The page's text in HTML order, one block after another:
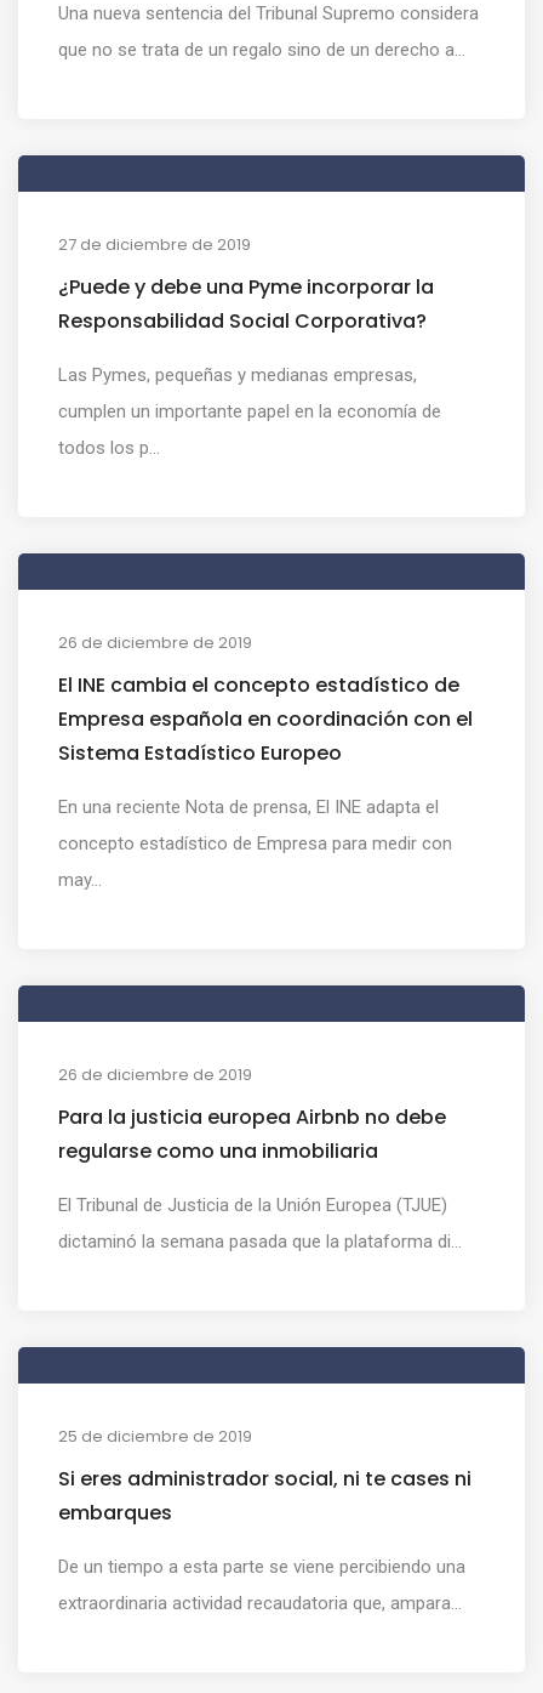
Una nueva sentencia del Tribunal Supremo considera
que no se trata de un regalo sino de un derecho a...
27 de diciembre de 2019
¿Puede y debe una Pyme incorporar la
Responsabilidad Social Corporativa?
Las Pymes, pequeñas y medianas empresas,
cumplen un importante papel en la economía de
todos los p...
26 de diciembre de 2019
El INE cambia el concepto estadístico de
Empresa española en coordinación con el
Sistema Estadístico Europeo
En una reciente Nota de prensa, El INE adapta el
concepto estadístico de Empresa para medir con
may...
26 de diciembre de 2019
Para la justicia europea Airbnb no debe
regularse como una inmobiliaria
El Tribunal de Justicia de la Unión Europea (TJUE)
dictaminó la semana pasada que la plataforma di...
25 de diciembre de 2019
Si eres administrador social, ni te cases ni
embarques
De un tiempo a esta parte se viene percibiendo una
extraordinaria actividad recaudatoria que, ampara...